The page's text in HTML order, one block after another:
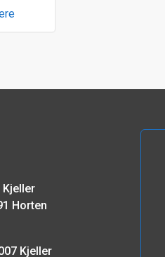
Kjeller
Horten
Kjeller